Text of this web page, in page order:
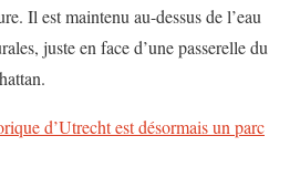
Il est maintenu au-dessus de l’eau
juste en face d’une passerelle du
d’Utrecht est désormais un parc